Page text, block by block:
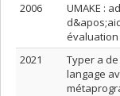
2006
UMAKE :
évaluation
2021
Typer a
langage